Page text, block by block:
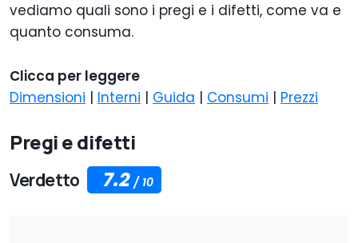
vediamo quali sono i pregi e i difetti, come va e
quanto consuma.
Clicca per leggere
Dimensioni | Interni | Guida | Consumi | Prezzi
Pregi e difetti
Verdetto 7.2 / 10